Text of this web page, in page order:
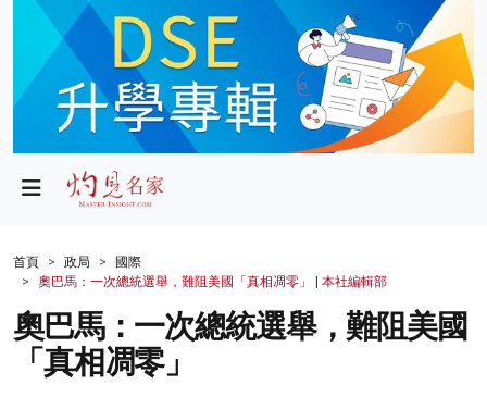
政局
財經
生活
健康
商業
首頁 政局
國際
奧巴馬：一次總統選舉，難阻美國「真相凋零」 | 本社編輯部
奧巴馬：一次總統選舉，難阻美國
「真相凋零」